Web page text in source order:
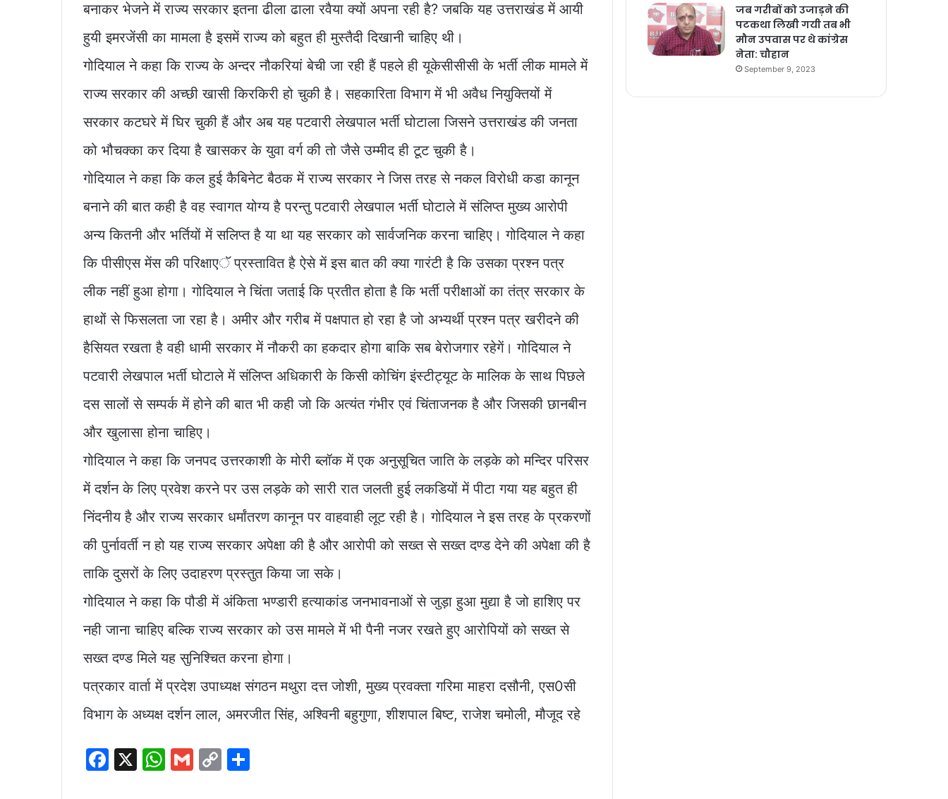
बनाकर भेजने में राज्य सरकार इतना ढीला ढाला रवैया क्यों अपना रही है? जबकि यह उत्तराखंड में आयी
हुयी इमरजेंसी का मामला है इसमें राज्य को बहुत ही मुस्तैदी दिखानी चाहिए थी।
गोदियाल ने कहा कि राज्य के अन्दर नौकरियां बेची जा रही हैं पहले ही यूकेसीसीसी के भर्ती लीक मामले में
राज्य सरकार की अच्छी खासी किरकिरी हो चुकी है। सहकारिता विभाग में भी अवैध नियुक्तियों में
सरकार कटघरे में घिर चुकी हैं और अब यह पटवारी लेखपाल भर्ती घोटाला जिसने उत्तराखंड की जनता
को भौचक्का कर दिया है खासकर के युवा वर्ग की तो जैसे उम्मीद ही टूट चुकी है।
गोदियाल ने कहा कि कल हुई कैबिनेट बैठक में राज्य सरकार ने जिस तरह से नकल विरोधी कडा कानून
बनाने की बात कही है वह स्वागत योग्य है परन्तु पटवारी लेखपाल भर्ती घोटाले में संलिप्त मुख्य आरोपी
अन्य कितनी और भर्तियों में सलिप्त है या था यह सरकार को सार्वजनिक करना चाहिए। गोदियाल ने कहा
कि पीसीएस मेंस की परिक्षाएॅ प्रस्तावित है ऐसे में इस बात की क्या गारंटी है कि उसका प्रश्न पत्र
लीक नहीं हुआ होगा। गोदियाल ने चिंता जताई कि प्रतीत होता है कि भर्ती परीक्षाओं का तंत्र सरकार के
हाथों से फिसलता जा रहा है। अमीर और गरीब में पक्षपात हो रहा है जो अभ्यर्थी प्रश्न पत्र खरीदने की
हैसियत रखता है वही धामी सरकार में नौकरी का हकदार होगा बाकि सब बेरोजगार रहेगें। गोदियाल ने
पटवारी लेखपाल भर्ती घोटाले में संलिप्त अधिकारी के किसी कोचिंग इंस्टीट्यूट के मालिक के साथ पिछले
दस सालों से सम्पर्क में होने की बात भी कही जो कि अत्यंत गंभीर एवं चिंताजनक है और जिसकी छानबीन
और खुलासा होना चाहिए।
गोदियाल ने कहा कि जनपद उत्तरकाशी के मोरी ब्लॉक में एक अनुसूचित जाति के लड़के को मन्दिर परिसर
में दर्शन के लिए प्रवेश करने पर उस लड़के को सारी रात जलती हुई लकडियों में पीटा गया यह बहुत ही
निंदनीय है और राज्य सरकार धर्मांतरण कानून पर वाहवाही लूट रही है। गोदियाल ने इस तरह के प्रकरणों
की पुर्नावर्ती न हो यह राज्य सरकार अपेक्षा की है और आरोपी को सख्त से सख्त दण्ड देने की अपेक्षा की है
ताकि दुसरों के लिए उदाहरण प्रस्तुत किया जा सके।
गोदियाल ने कहा कि पौडी में अंकिता भण्डारी हत्याकांड जनभावनाओं से जुड़ा हुआ मुद्या है जो हाशिए पर
नही जाना चाहिए बल्कि राज्य सरकार को उस मामले में भी पैनी नजर रखते हुए आरोपियों को सख्त से
सख्त दण्ड मिले यह सुनिश्चित करना होगा।
पत्रकार वार्ता में प्रदेश उपाध्यक्ष संगठन मथुरा दत्त जोशी, मुख्य प्रवक्ता गरिमा माहरा दसौनी, एस0सी
विभाग के अध्यक्ष दर्शन लाल, अमरजीत सिंह, अश्विनी बहुगुणा, शीशपाल बिष्ट, राजेश चमोली, मौजूद रहे
F
X
W G
C
जब गरीबों को उजाड़ने की
पटकथा लिखी गयी तब भी
मौन उपवास पर थे कांग्रेस
नेता: चौहान
September 9, 2023